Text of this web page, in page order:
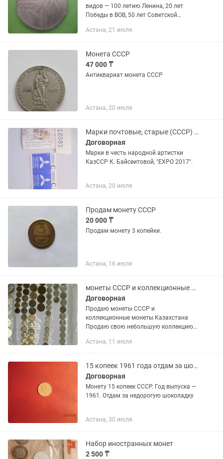
видов — 100 летию Ленина, 20 лет
Победы в ВОВ, 50 лет Советской
юбилейные 50 копеек, простые рубли
Астана, 21 июля
Монета СССР
47 000 ₸
Антиквариат монета СССР
Астана, 20 июля
Марки почтовые, старые (СССР) монеты и купюры
Договорная
Марки в честь народной артистки
КазССР К. Байсеитовой, "EXPO 2017".
Астана, 20 июля
Продам монету СССР
20 000 ₸
Продам монету 3 копейки.
Астана, 16 июля
монеты СССР и коллекционные монеты Казахстана
Договорная
Продаю монеты СССР и
коллекционные монеты Казахстана
Продаю свою небольшую коллекцию
Хорошего качества монеты! ⸻ Что
копейки (1, 2,...
Астана, 11 июля
15 копеек 1961 года отдам за шоколадку
Договорная
Монету 15 копеек СССР. Год выпуска —
1961. Отдам за недорогую шоколадку
Астана, 30 июля
Набор иностранных монет
2 500 ₸